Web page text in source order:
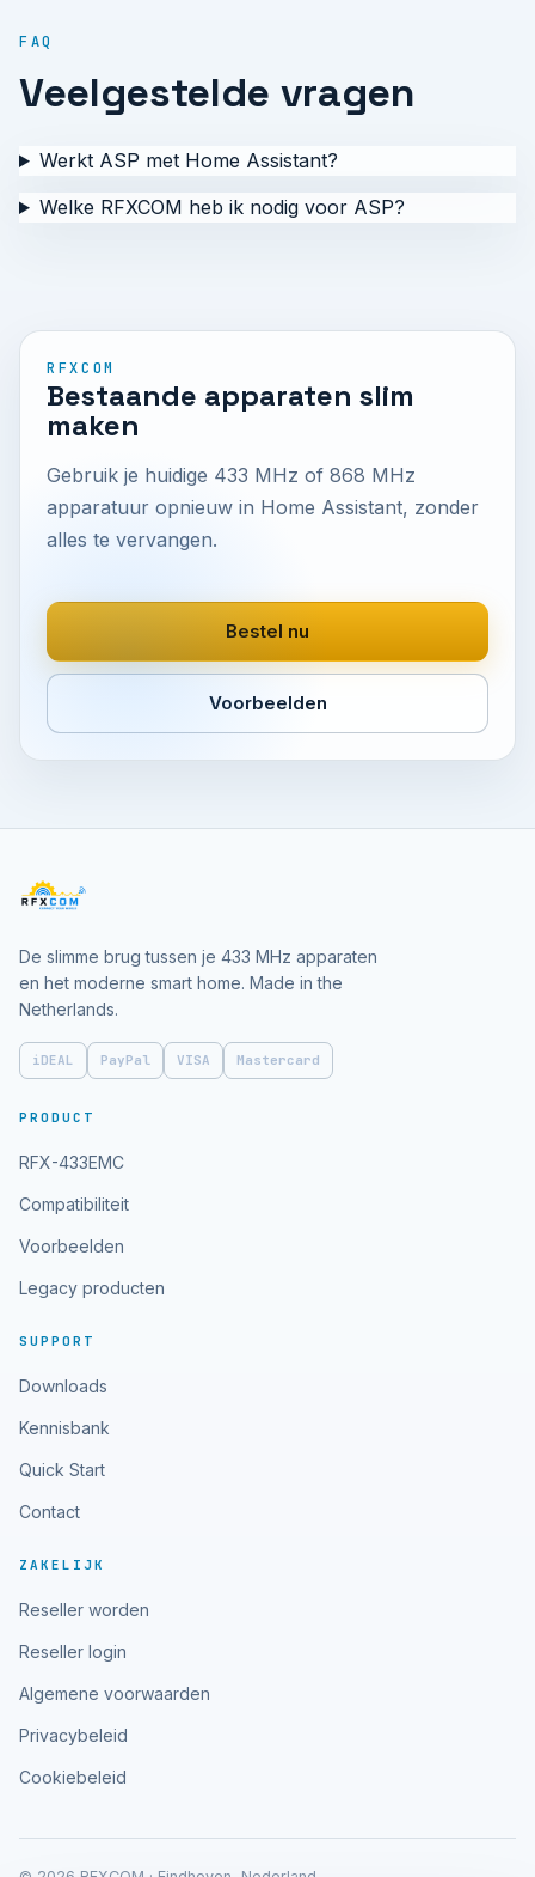
FAQ
Veelgestelde vragen
Werkt ASP met Home Assistant?
Welke RFXCOM heb ik nodig voor ASP?
RFXCOM
Bestaande apparaten slim
maken
Gebruik je huidige 433 MHz of 868 MHz
apparatuur opnieuw in Home Assistant, zonder
alles te vervangen.
Bestel nu
Voorbeelden
De slimme brug tussen je 433 MHz apparaten
en het moderne smart home. Made in the
Netherlands.
iDEAL PayPal VISA Mastercard
PRODUCT
RFX-433EMC
Compatibiliteit
Voorbeelden
Legacy producten
SUPPORT
Downloads
Kennisbank
Quick Start
Contact
ZAKELIJK
Reseller worden
Reseller login
Algemene voorwaarden
Privacybeleid
Cookiebeleid